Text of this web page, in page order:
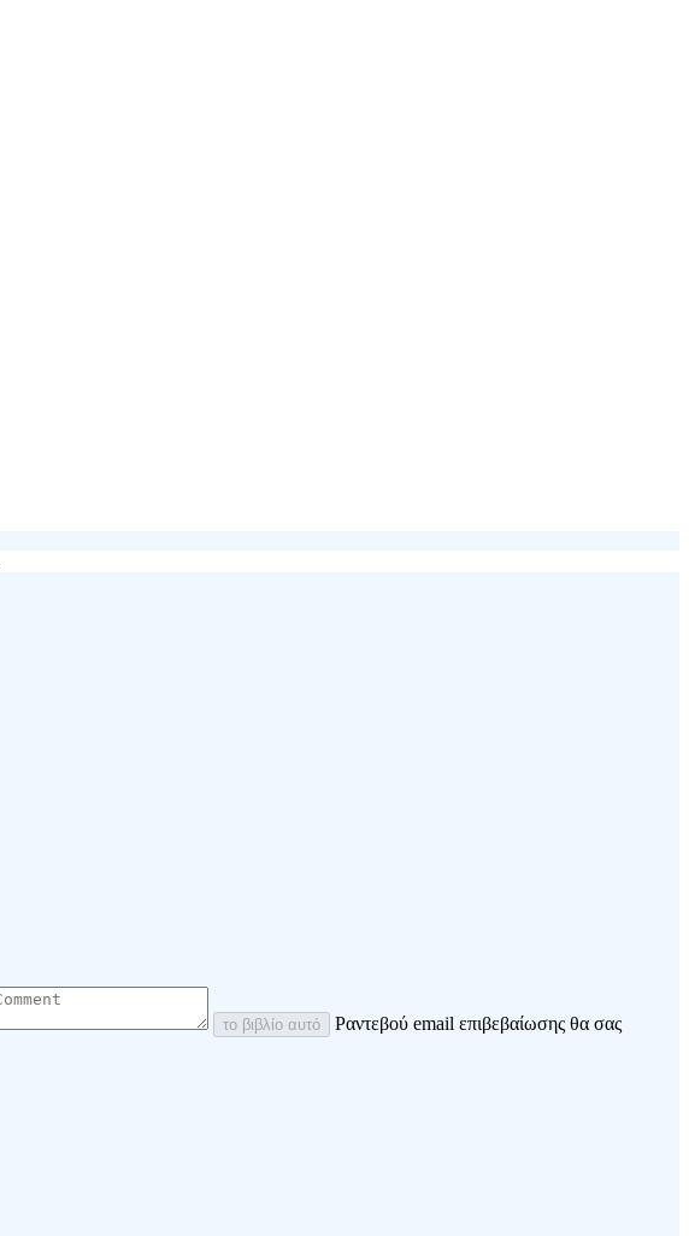
το βιβλίο αυτό
Ραντεβού email επιβεβαίωσης θα σας